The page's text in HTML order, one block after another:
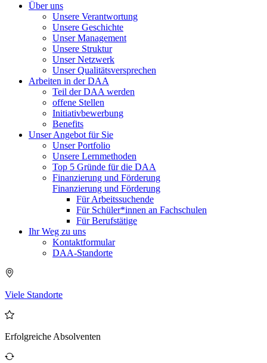
Über uns
Unsere Verantwortung
Unsere Geschichte
Unser Management
Unsere Struktur
Unser Netzwerk
Unser Qualitätsversprechen
Arbeiten in der DAA
Teil der DAA werden
offene Stellen
Initiativbewerbung
Benefits
Unser Angebot für Sie
Unser Portfolio
Unsere Lernmethoden
Top 5 Gründe für die DAA
Finanzierung und Förderung
Finanzierung und Förderung
Für Arbeitssuchende
Für Schüler*innen an Fachschulen
Für Berufstätige
Ihr Weg zu uns
Kontaktformular
DAA-Standorte
Viele Standorte
Erfolgreiche Absolventen